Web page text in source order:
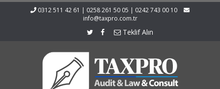
0312 511 42 61 | 0258 261 50 05 | 0242 743 00 10
info@taxpro.com.tr
Teklif Alın